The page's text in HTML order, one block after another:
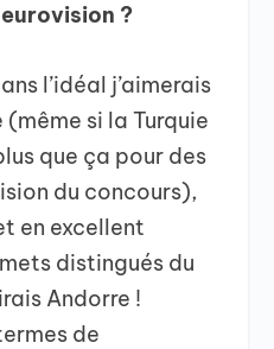
?
l’idéal j’aimerais
si la Turquie
que ça pour des
du concours),
en excellent
distingués du
Andorre !
de